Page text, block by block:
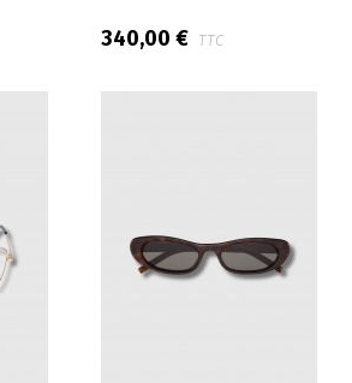
340,00 € TTC